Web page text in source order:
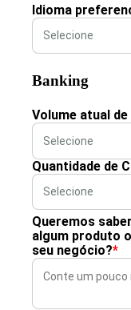
Idioma
Banking
Volume atual
Quantidade de
Queremos
algum produto
seu negócio?*